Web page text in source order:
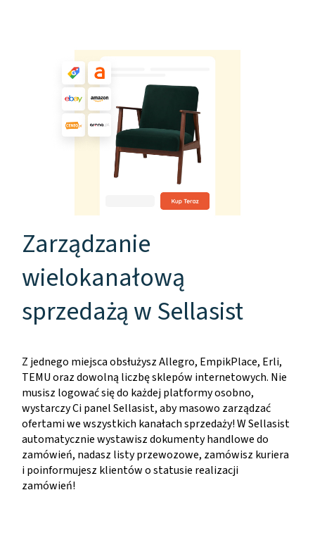
Zarządzanie
wielokanałową
sprzedażą w Sellasist
Z jednego miejsca obsłużysz Allegro, EmpikPlace, Erli,
TEMU oraz dowolną liczbę sklepów internetowych. Nie
musisz logować się do każdej platformy osobno,
wystarczy Ci panel Sellasist, aby masowo zarządzać
ofertami we wszystkich kanałach sprzedaży! W Sellasist
automatycznie wystawisz dokumenty handlowe do
zamówień, nadasz listy przewozowe, zamówisz kuriera
i poinformujesz klientów o statusie realizacji
zamówień!